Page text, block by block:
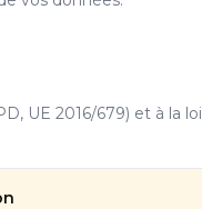
UE 2016/679) et à la loi